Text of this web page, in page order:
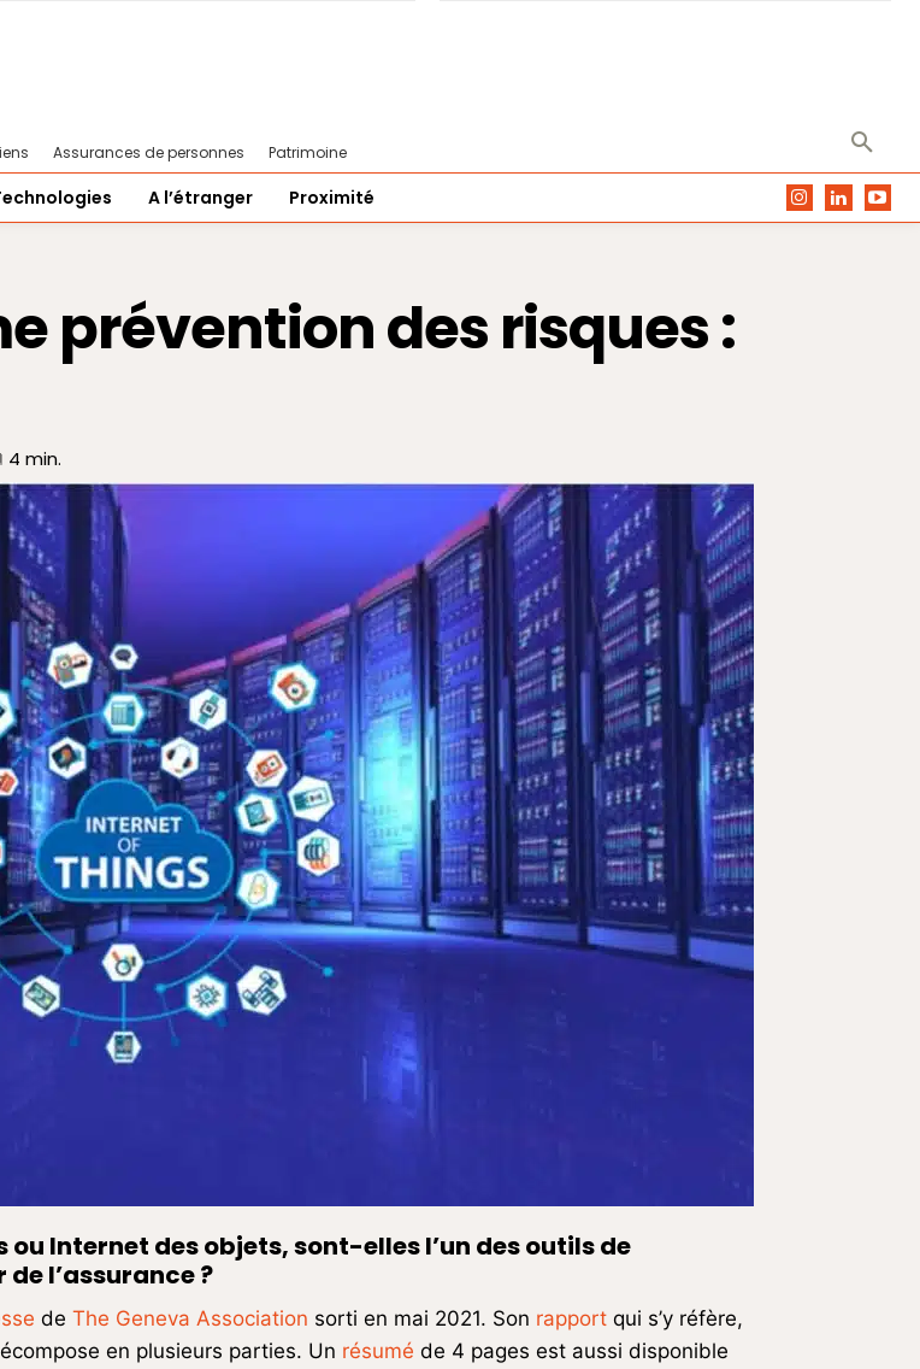
Assurances de personnes Patrimoine
A l’étranger Proximité
prévention des risques :
4 min.
ou Internet des objets, sont-elles l’un des outils de
l’assurance ?
de The Geneva Association sorti en mai 2021. Son rapport qui s’y réfère,
en plusieurs parties. Un résumé de 4 pages est aussi disponible